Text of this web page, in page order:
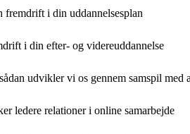
i din uddannelsesplan
i din efter- og videreuddannelse
udvikler vi os gennem samspil med
ledere relationer i online samarbejde